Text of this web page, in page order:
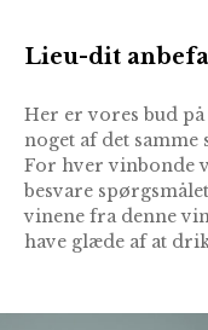
Lieu-dit
Her er vores bud
noget af det
For hver vinbonde
besvare
vinene fra denne
have glæde af at